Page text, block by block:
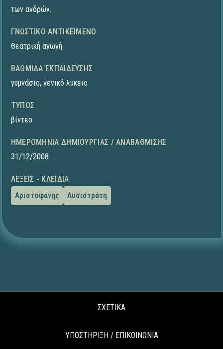
των ανδρών.
ΓΝΩΣΤΙΚΌ ΑΝΤΙΚΕΊΜΕΝΟ
Θεατρική αγωγή
ΒΑΘΜΊΔΑ ΕΚΠΑΊΔΕΥΣΗΣ
γυμνάσιο, γενικό λύκειο
ΤΎΠΟΣ
βίντεο
ΗΜΕΡΟΜΗΝΊΑ ΔΗΜΙΟΥΡΓΊΑΣ / ΑΝΑΒΆΘΜΙΣΗΣ
31/12/2008
ΛΈΞΕΙΣ - ΚΛΕΙΔΙΆ
Αριστοφάνης
Λυσιστράτη
ΣΧΕΤΙΚΑ
ΥΠΟΣΤΗΡΙΞΗ / ΕΠΙΚΟΙΝΩΝΙΑ